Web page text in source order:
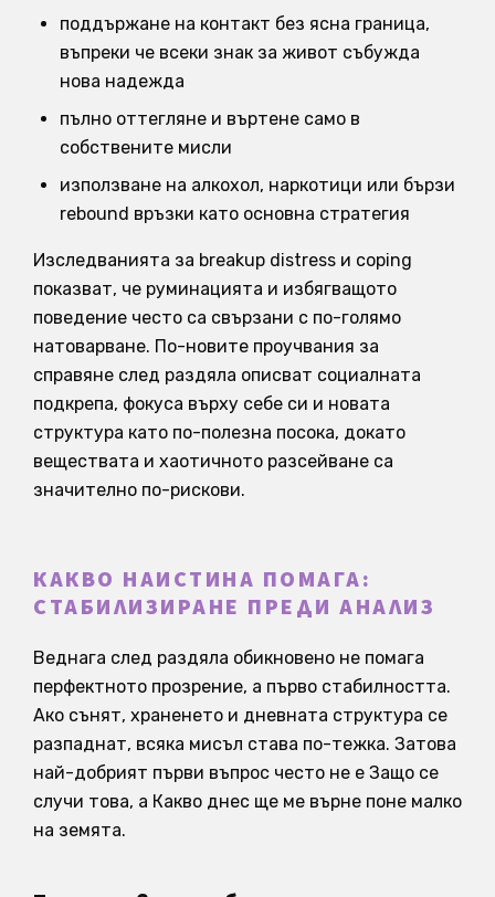
поддържане на контакт без ясна граница,
въпреки че всеки знак за живот събужда
нова надежда
пълно оттегляне и въртене само в
собствените мисли
използване на алкохол, наркотици или бързи
rebound връзки като основна стратегия
Изследванията за breakup distress и coping
показват, че руминацията и избягващото
поведение често са свързани с по-голямо
натоварване. По-новите проучвания за
справяне след раздяла описват социалната
подкрепа, фокуса върху себе си и новата
структура като по-полезна посока, докато
веществата и хаотичното разсейване са
значително по-рискови.
КАКВО НАИСТИНА ПОМАГА:
СТАБИЛИЗИРАНЕ ПРЕДИ АНАЛИЗ
Веднага след раздяла обикновено не помага
перфектното прозрение, а първо стабилността.
Ако сънят, храненето и дневната структура се
разпаднат, всяка мисъл става по-тежка. Затова
най-добрият първи въпрос често не е Защо се
случи това, а Какво днес ще ме върне поне малко
на земята.